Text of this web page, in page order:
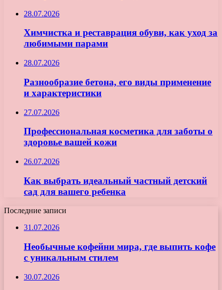
28.07.2026
Химчистка и реставрация обуви, как уход за
любимыми парами
28.07.2026
Разнообразие бетона, его виды применение
и характеристики
27.07.2026
Профессиональная косметика для заботы о
здоровье вашей кожи
26.07.2026
Как выбрать идеальный частный детский
сад для вашего ребенка
Последние записи
31.07.2026
Необычные кофейни мира, где выпить кофе
с уникальным стилем
30.07.2026